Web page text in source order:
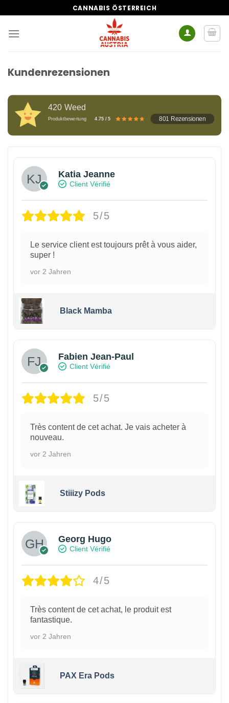
Inhalt
springen
CANNABIS ÖSTERREICH
Kundenrezensionen
420 Weed
Produktbewertung 4.75 / 5 801 Rezensionen
Katia Jeanne
Client Vérifié
5/5
Le service client est toujours prêt à vous aider,
super !
vor 2 Jahren
Black Mamba
Fabien Jean-Paul
Client Vérifié
5/5
Très content de cet achat. Je vais acheter à
nouveau.
vor 2 Jahren
Stiiizy Pods
Georg Hugo
Client Vérifié
4/5
Très content de cet achat, le produit est
fantastique.
vor 2 Jahren
PAX Era Pods